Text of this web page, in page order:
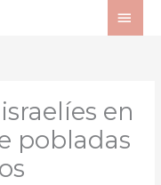
en
pobladas